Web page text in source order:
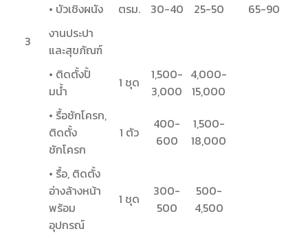
• บัวเชิงผนัง
ตรม. 30-40 25-50
65-90
3
งานประปา
และสุขภัณฑ์
• ติดตั้งปั้
มน้ำ
1 ชุด
1,500-
3,000
4,000-
15,000
• รื้อชักโครก,
ติดตั้ง
ชักโครก
1 ตัว
400-
600
1,500-
18,000
• รื้อ, ติดตั้ง
อ่างล้างหน้า
พร้อม
อุปกรณ์
1 ชุด
300-
500
500-
4,500